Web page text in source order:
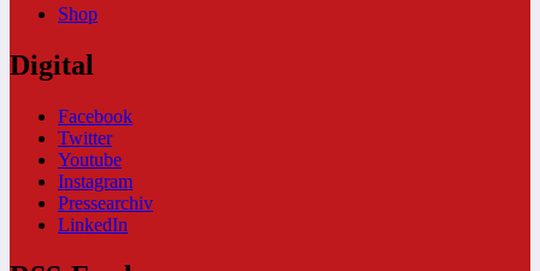
Shop
Digital
Facebook
Twitter
Youtube
Instagram
Pressearchiv
LinkedIn